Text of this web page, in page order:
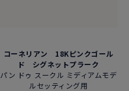
コーネリアン 18Kピンクゴール
ド シグネットプラーク
パン ドゥ スークル ミディアムモデ
ルセッティング用